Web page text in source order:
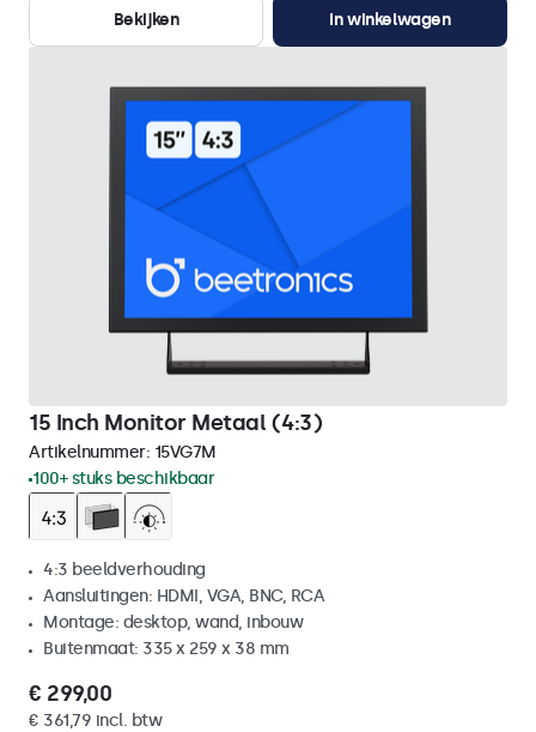
Bekijken
In winkelwagen
15 Inch Monitor Metaal (4:3)
Artikelnummer: 15VG7M
100+ stuks beschikbaar
4:3 beeldverhouding
Aansluitingen: HDMI, VGA, BNC, RCA
Montage: desktop, wand, inbouw
Buitenmaat: 335 x 259 x 38 mm
€ 299,00
€ 361,79 incl. btw